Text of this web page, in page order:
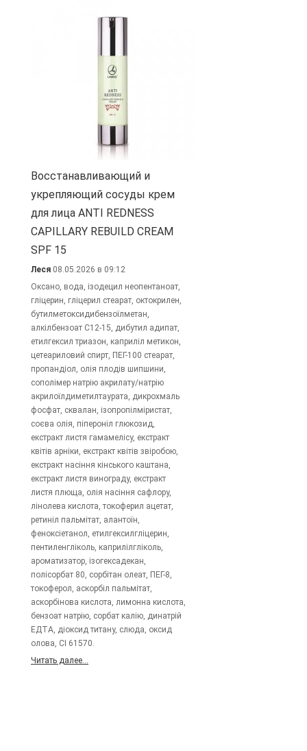
Восстанавливающий и
укрепляющий сосуды крем
для лица ANTI REDNESS
CAPILLARY REBUILD CREAM
SPF 15
Леся 08.05.2026 в 09:12
Оксано, вода, ізодецил неопентаноат,
гліцерин, гліцерил стеарат, октокрилен,
бутилметоксидибензоїлметан,
алкілбензоат C12-15, дибутил адипат,
етилгексил триазон, каприліл метикон,
цетеариловий спирт, ПЕГ-100 стеарат,
пропандіол, олія плодів шипшини,
сополімер натрію акрилату/натрію
акрилоїлдиметилтаурата, дикрохмаль
фосфат, сквалан, ізопропілміристат,
соєва олія, піпероніл глюкозид,
екстракт листя гамамелісу, екстракт
квітів арніки, екстракт квітів звіробою,
екстракт насіння кінського каштана,
екстракт листя винограду, екстракт
листя плюща, олія насіння сафлору,
лінолева кислота, токоферил ацетат,
ретиніл пальмітат, алантоїн,
феноксіетанол, етилгексилгліцерин,
пентиленгліколь, каприлілгліколь,
ароматизатор, ізогексадекан,
полісорбат 80, сорбітан олеат, ПЕГ-8,
токоферол, аскорбіл пальмітат,
аскорбінова кислота, лимонна кислота,
бензоат натрію, сорбат калію, динатрій
ЕДТА, діоксид титану, слюда, оксид
олова, CI 61570.
Читать далее...